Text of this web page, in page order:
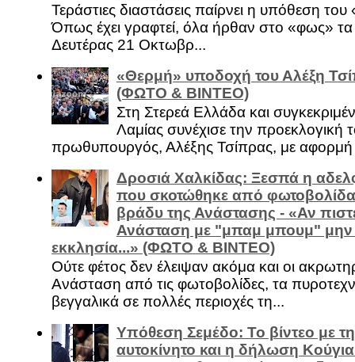
Τεράστιες διαστάσεις παίρνει η υπόθεση
Όπως έχει γραφτεί, όλα ήρθαν στο «φως»
Δευτέρας 21 Οκτωβρ...
«Θερμή» υποδοχή του Αλέξη
(ΦΩΤΟ & ΒΙΝΤΕΟ)
Στη Στερεά Ελλάδα και
Λαμίας συνέχισε την προεκλογική
πρωθυπουργός, Αλέξης Τσίπρας, με αφορμή
Δροσιά Χαλκίδας: Ξεσπά η
που σκοτώθηκε από φωτοβολίδα
βράδυ της Ανάστασης - «Αν
Ανάσταση με "μπαμ μπουμ" μην
εκκλησία...» (ΦΩΤΟ & ΒΙΝΤΕΟ)
Ούτε φέτος δεν έλειψαν ακόμα και οι
Ανάσταση από τις φωτοβολίδες, τα
βεγγαλικά σε πολλές περιοχές τη...
Υπόθεση Σεμέδο: Το βίντεο με
αυτοκίνητο και η δήλωση